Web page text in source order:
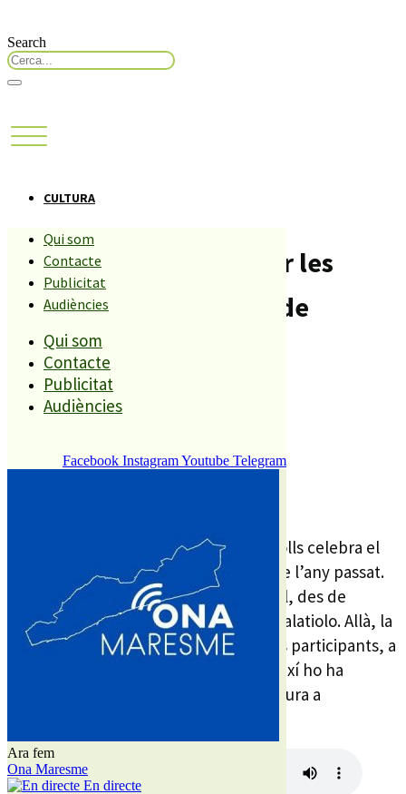
Search
Qui som
Contacte
Publicitat
Audiències
Qui som
Contacte
Publicitat
Audiències
Facebook InstagramYoutube Telegram
Ara fem
Ona Maresme
En directe
CULTURA
Ja es poden formalitzar les
inscripcions per la rua de
Carnestoltes
Compartiu aquesta història
REDACCIÓ
El proper dissabte 17 de febrer, Palafolls celebra el
Carnestoltes en un format similar al de l’any passat.
La cercavila farà el recorregut habitual, des de
l’Avinguda Costa Brava fins al Forum Palatiolo. Allà, la
festa seguirà amb música i premis pels participants, a
banda d’una xocolatada amb xurros. Així ho ha
detallat Ricard Morales, tècnic de Cultura a